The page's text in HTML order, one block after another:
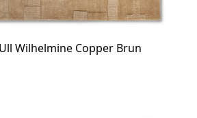
Wilhelmine Copper Brun